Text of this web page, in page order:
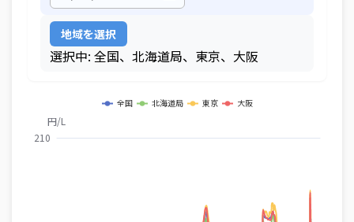
地域を選択
選択中: 全国、北海道局、東京、大阪